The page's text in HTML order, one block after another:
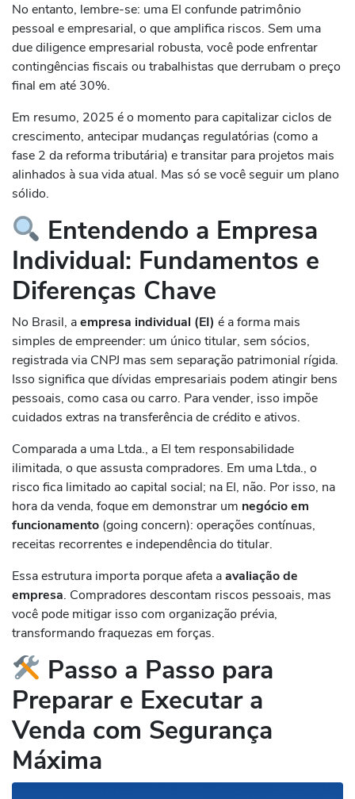
No entanto, lembre-se: uma EI confunde patrimônio
pessoal e empresarial, o que amplifica riscos. Sem uma
due diligence empresarial robusta, você pode enfrentar
contingências fiscais ou trabalhistas que derrubam o preço
final em até 30%.
Em resumo, 2025 é o momento para capitalizar ciclos de
crescimento, antecipar mudanças regulatórias (como a
fase 2 da reforma tributária) e transitar para projetos mais
alinhados à sua vida atual. Mas só se você seguir um plano
sólido.
Entendendo a Empresa
Individual: Fundamentos e
Diferenças Chave
No Brasil, aempresa individual (EI) é a forma mais
simples de empreender: um único titular, sem sócios,
registrada via CNPJ mas sem separação patrimonial rígida.
Isso significa que dívidas empresariais podem atingir bens
pessoais, como casa ou carro. Para vender, isso impõe
cuidados extras na transferência de crédito e ativos.
Comparada a uma Ltda., a EI tem responsabilidade
ilimitada, o que assusta compradores. Em uma Ltda., o
risco fica limitado ao capital social; na EI, não. Por isso, na
hora da venda, foque em demonstrar um negócio em
funcionamento (going concern): operações contínuas,
receitas recorrentes e independência do titular.
Essa estrutura importa porque afeta aavaliação de
empresa. Compradores descontam riscos pessoais, mas
você pode mitigar isso com organização prévia,
transformando fraquezas em forças.
Passo a Passo para
Preparar e Executar a
Venda com Segurança
Máxima